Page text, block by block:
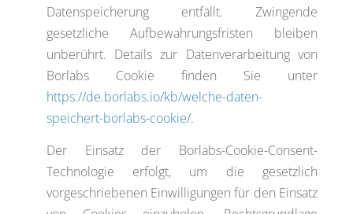
Datenspeicherung entfällt. Zwingende
gesetzliche Aufbewahrungsfristen bleiben
unberührt. Details zur Datenverarbeitung von
Borlabs Cookie finden Sie unter
https://de.borlabs.io/kb/welche-daten-
speichert-borlabs-cookie/.
Der Einsatz der Borlabs-Cookie-Consent-
Technologie erfolgt, um die gesetzlich
vorgeschriebenen Einwilligungen für den Einsatz